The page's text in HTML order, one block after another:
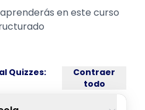
en este curso
Quizzes:
Contraer
todo